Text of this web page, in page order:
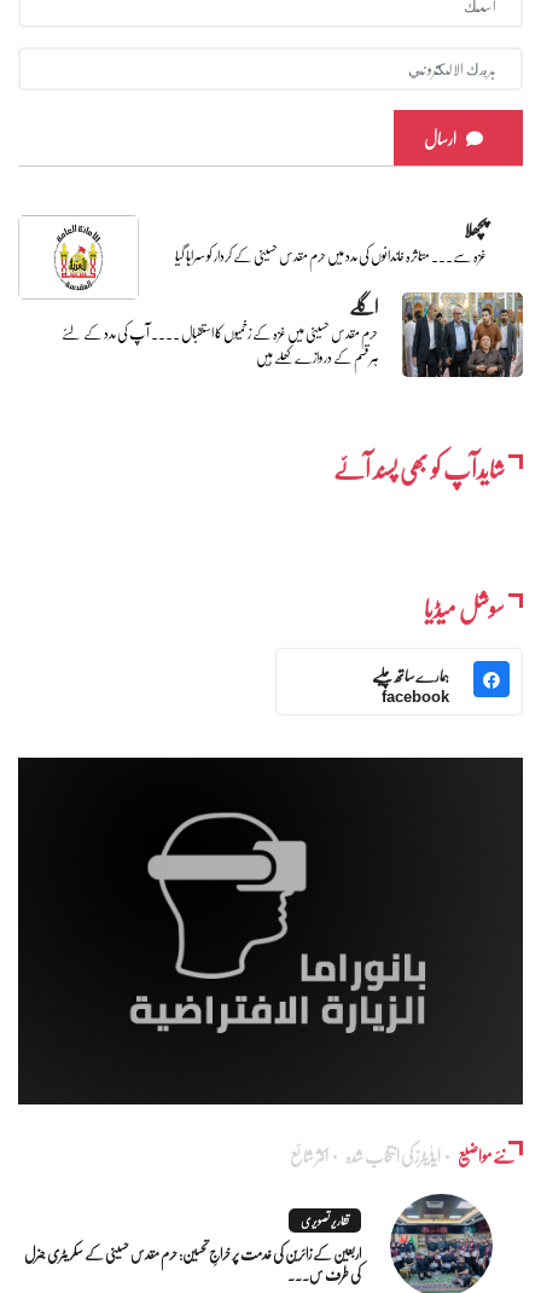
ارسال
پچھلا
غزہ سے... متاثرہ خاندانوں کی مدد میں حرم مقدس حسینی کے کردار کو سراہا گیا
اگلے
حرم مقدس حسینی میں غزہ کے زخمیوں کا استقبال ۔۔۔۔ آپ کی مدد کے لئے
ہر قسم کے دروازے کھلے ہیں
شایدآپ کو بھی پسند آئے
سوشل میڈیا
ہمارے ساتھ چلیے
facebook
نئے مواضیع ایڈٰیٹرز کی انتخاب شدہ اکثر شائع
تقاریر تصویری
اربعین کے زائرین کی خدمت پر خراجِ تحسین: حرم مقدس حسینی کے سکریٹری جنرل
کی طرف س...